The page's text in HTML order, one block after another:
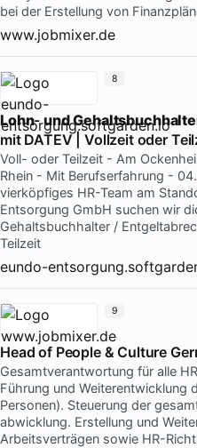
bei der Erstellung von
www.jobmixer.de
Lohn-und
mit DATEV | Vollzeit oder
Voll- oder Teilzeit - Am
Rhein - Mit Berufserfahrung -
vierköpfiges HR-Team am
Entsorgung GmbH suchen wir
Gehaltsbuchhalter /
Teilzeit
eundo-
8
Head of People & Culture
Gesamtverantwortung für alle
Führung und Weiterentwicklung
Personen). Steuerung der
abwicklung. Erstellung und
Arbeitsverträgen sowie HR-
9